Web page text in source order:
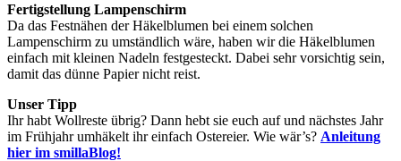
Fertigstellung Lampenschirm
Da das Festnähen der Häkelblumen bei einem solchen
Lampenschirm zu umständlich wäre, haben wir die Häkelblumen
einfach mit kleinen Nadeln festgesteckt. Dabei sehr vorsichtig sein,
damit das dünne Papier nicht reist.
Unser Tipp
Ihr habt Wollreste übrig? Dann hebt sie euch auf und nächstes Jahr
im Frühjahr umhäkelt ihr einfach Ostereier. Wie wär’s? Anleitung
hier im smillaBlog!